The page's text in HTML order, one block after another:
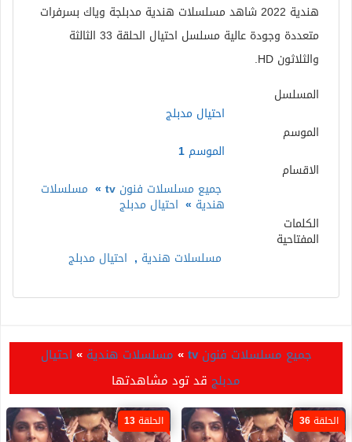
هندية 2022 شاهد مسلسلات هندية مدبلجة وياك بسرفرات
متعددة وجودة عالية مسلسل احتيال الحلقة 33 الثالثة
والثلاثون HD.
المسلسل
احتيال مدبلج
الموسم
الموسم 1
الاقسام
جميع مسلسلات فنون tv
» مسلسلات
هندية » احتيال مدبلج
الكلمات
المفتاحية
مسلسلات هندية , احتيال مدبلج
جميع مسلسلات فنون tv » مسلسلات هندية » احتيال
مدبلج قد تود مشاهدتها
الحلقة 36 الحلقة 13